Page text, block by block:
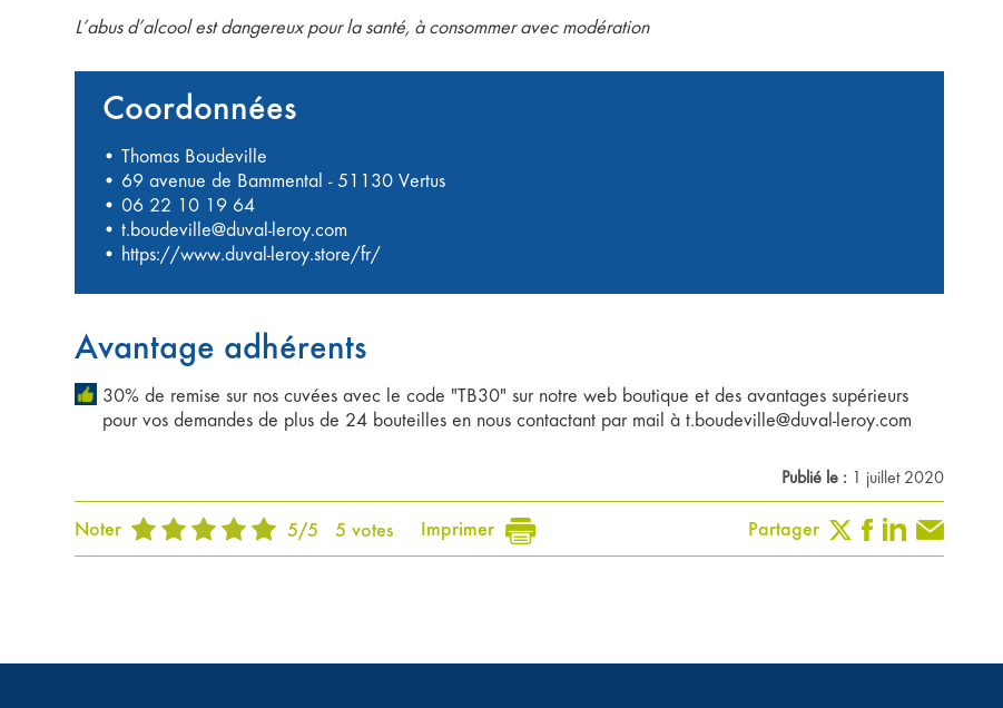
L’abus d’alcool est dangereux pour la santé, à consommer avec modération
Coordonnées
• Thomas Boudeville
• 69 avenue de Bammental - 51130 Vertus
• 06 22 10 19 64
• t.boudeville@duval-leroy.com
• https://www.duval-leroy.store/fr/
Avantage adhérents
30% de remise sur nos cuvées avec le code "TB30" sur notre web boutique et des avantages supérieurs
pour vos demandes de plus de 24 bouteilles en nous contactant par mail à t.boudeville@duval-leroy.com
Publié le : 1 juillet 2020
Noter 5/5 5 votes Imprimer Partager